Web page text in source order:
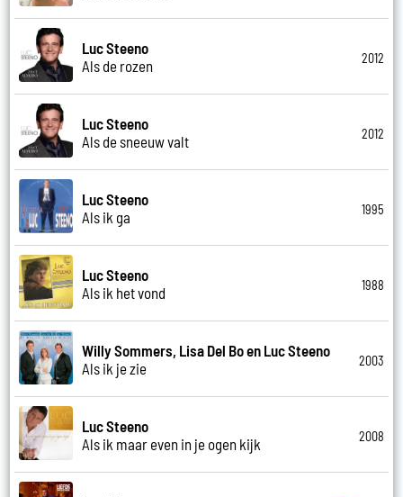
Luc Steeno
Als de rozen
2012
Luc Steeno
Als de sneeuw valt
2012
Luc Steeno
Als ik ga
1995
Luc Steeno
Als ik het vond
1988
Willy Sommers, Lisa Del Bo en Luc Steeno
Als ik je zie
2003
Luc Steeno
Als ik maar even in je ogen kijk
2008